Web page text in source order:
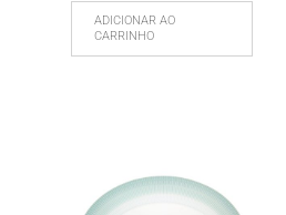
ADICIONAR AO
CARRINHO